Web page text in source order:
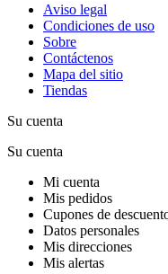
Aviso legal
Condiciones de uso
Sobre
Contáctenos
Mapa del sitio
Tiendas
Su cuenta
Su cuenta
Mi cuenta
Mis pedidos
Cupones de
Datos personales
Mis direcciones
Mis alertas